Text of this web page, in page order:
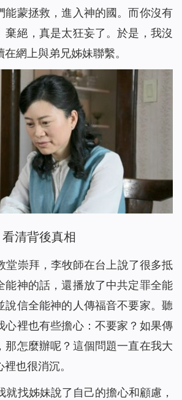
能蒙拯救，進入神的國。而你沒有
棄絕，真是太狂妄了。於是，我沒
網上與弟兄姊妹聯繫。
清背後真相
堂崇拜，李牧師在台上說了很多抵
能神的話，還播放了中共定罪全能
說信全能神的人傳福音不要家。聽
心裡也有些擔心：不要家？如果傳
那怎麼辦呢？這個問題一直在我大
也很消沉。
就找姊妹說了自己的擔心和顧慮，